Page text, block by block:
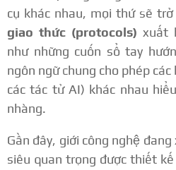
cụ khác nhau, mọi thứ sẽ
giao thức (protocols) xuất
như những cuốn sổ tay
ngôn ngữ chung cho phép
các tác tử AI) khác nhau
nhàng.
Gần đây, giới công nghệ
siêu quan trọng được thiết